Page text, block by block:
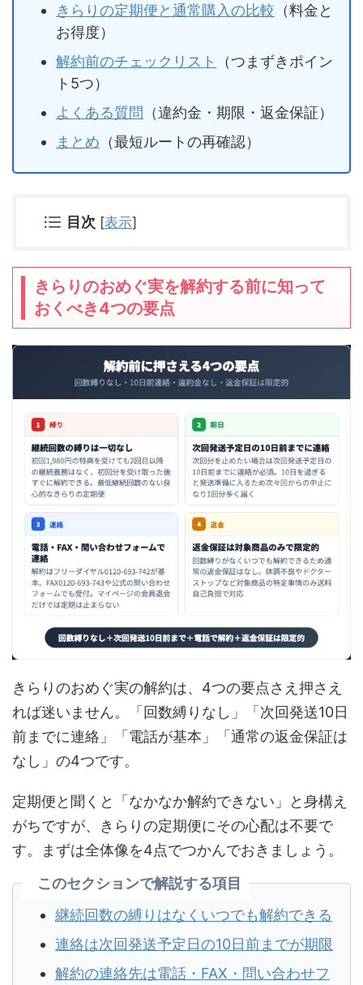
きらりの定期便と通常購入の比較 （料金と
お得度）
解約前のチェックリスト
（つまずきポイン
ト5つ）
よくある質問 （違約金・期限・返金保証）
まとめ （最短ルートの再確認）
目次 [表示]
きらりのおめぐ実を解約する前に知って
おくべき4つの要点
きらりのおめぐ実の解約は、4つの要点さえ押さえ
れば迷いません。「回数縛りなし」「次回発送10日
前までに連絡」「電話が基本」「通常の返金保証は
なし」の4つです。
定期便と聞くと「なかなか解約できない」と身構え
がちですが、きらりの定期便にその心配は不要で
す。まずは全体像を4点でつかんでおきましょう。
このセクションで解説する項目
継続回数の縛りはなくいつでも解約できる
連絡は次回発送予定日の10日前までが期限
解約の連絡先は電話・FAX・問い合わせフ